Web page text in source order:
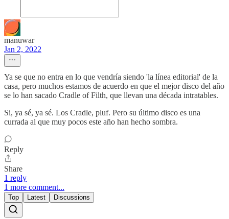
manuwar
Jan 2, 2022
Ya se que no entra en lo que vendría siendo 'la línea editorial' de la
casa, pero muchos estamos de acuerdo en que el mejor disco del año
se lo han sacado Cradle of Filth, que llevan una década intratables.
Si, ya sé, ya sé. Los Cradle, pluf. Pero su último disco es una
currada al que muy pocos este año han hecho sombra.
Reply
Share
1 reply
1 more comment...
Top Latest Discussions